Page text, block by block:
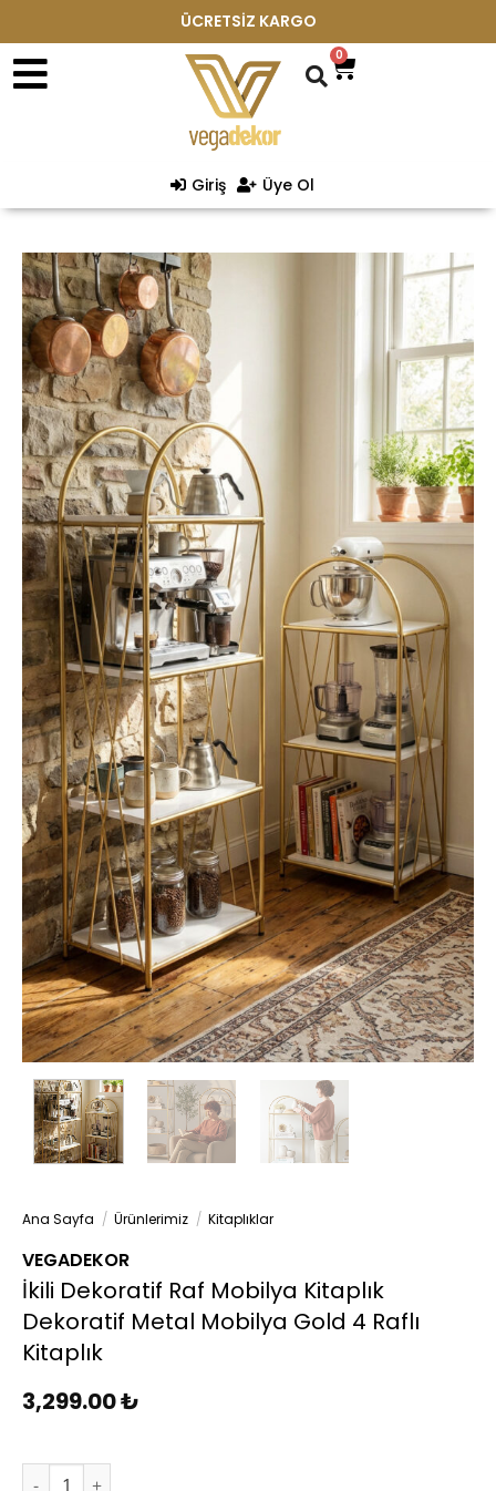
ÜCRETSİZ KARGO
0
Giriş Üye Ol
Ana Sayfa / Ürünlerimiz / Kitaplıklar
VEGADEKOR
İkili Dekoratif Raf Mobilya Kitaplık
Dekoratif Metal Mobilya Gold 4 Raflı
Kitaplık
3,299.00₺